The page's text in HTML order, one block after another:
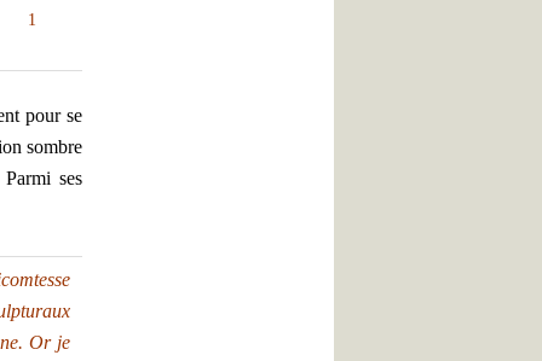
1
pour se
sombre
ses
Or je